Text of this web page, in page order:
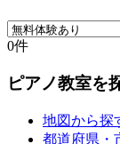
0件
ピアノ教室を
地図から探
都道府県・